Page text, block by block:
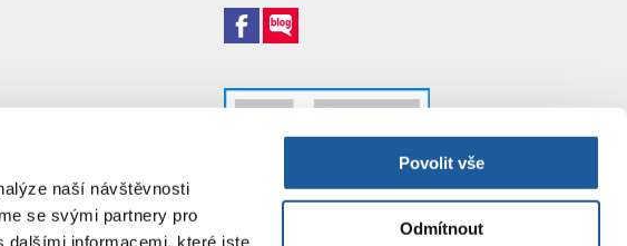
naší návštěvnosti
se svými partnery pro
dalšími informacemi, které jste
Povolit vše
Odmítnout